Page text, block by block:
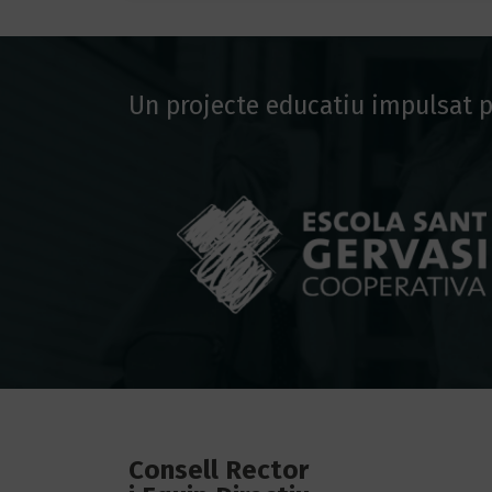
Un projecte educatiu impulsat
Consell Rector